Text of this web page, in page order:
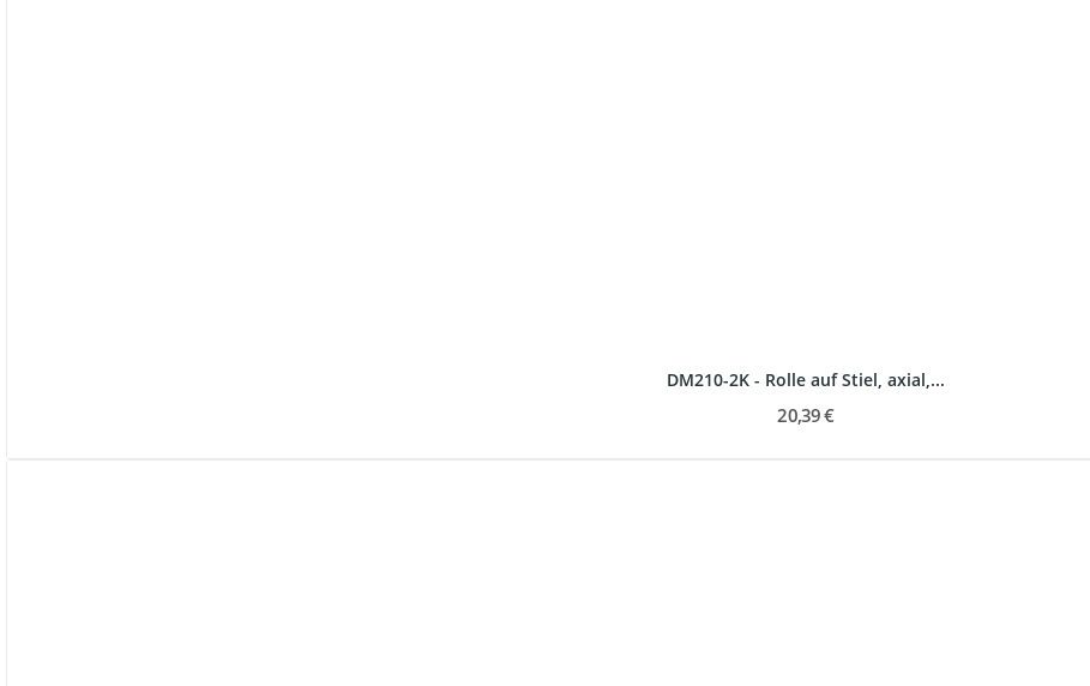
DM210-2K - Rolle auf Stiel, axial,...
20,39 €